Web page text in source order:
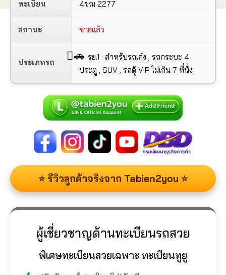
ทะเบียน 4ขณ 2277
สถานะ ขายแล้ว
ประเภทรถ
🚗 รย.1 : สำหรับรถเก๋ง , รถกระบะ 4
ประตู , SUV , รถตู้ VIP ไม่เกิน 7 ที่นั่ง
⭐ รีวิวลูกค้าจริงจาก Tabien2you ⭐
ผู้เชี่ยวชาญด้านทะเบียนรถสวย
พิเศษทะเบียนสวยเฉพาะ ทะเบียนทูยู